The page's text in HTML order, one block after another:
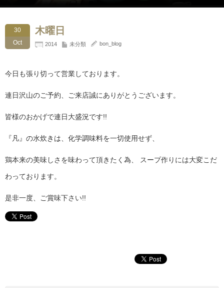
30
Oct
木曜日
2014 未分類 bon_blog
今日も張り切って営業しております。
連日沢山のご予約、ご来店誠にありがとうございます。
皆様のおかげで連日大盛況です!!
『凡』の水炊きは、化学調味料を一切使用せず、
鶏本来の美味しさを味わって頂きたく為、 スープ作りには大変こだ
わっております。
是非一度、ご賞味下さい!!